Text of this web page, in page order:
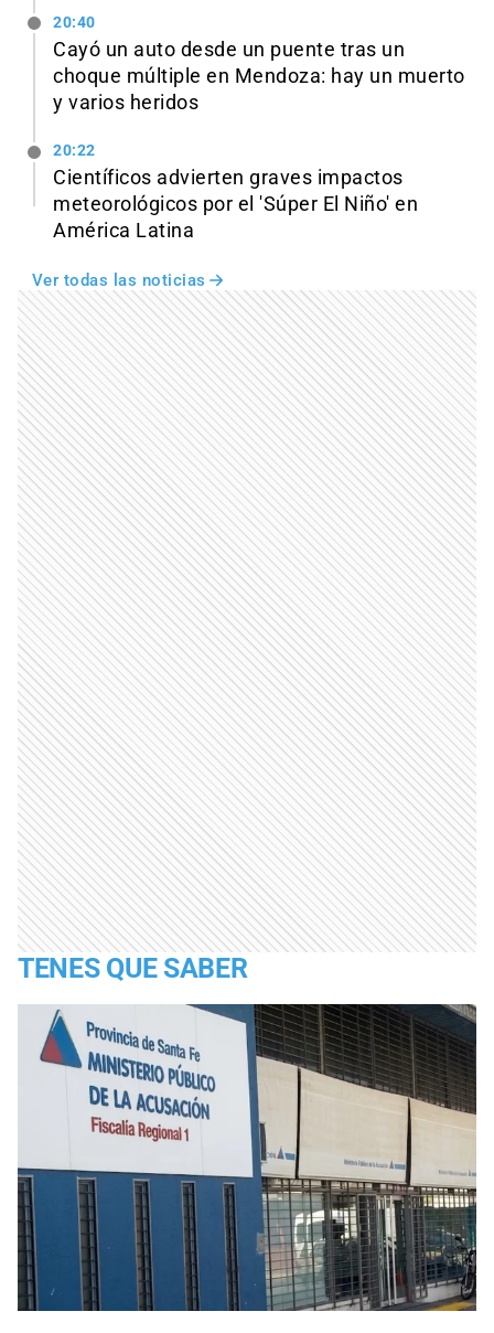
20:40
Cayó un auto desde un puente tras un
choque múltiple en Mendoza: hay un muerto
y varios heridos
20:22
Científicos advierten graves impactos
meteorológicos por el 'Súper El Niño' en
América Latina
Ver todas las noticias
TENES QUE SABER